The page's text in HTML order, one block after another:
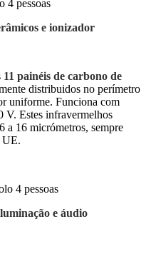
e ionizador
11 painéis de carbono de
distribuidos no perímetro
uniforme. Funciona com
V. Estes infravermelhos
a 16 micrómetros, sempre
UE.
e áudio